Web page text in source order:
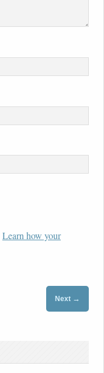
Learn how your
Next →